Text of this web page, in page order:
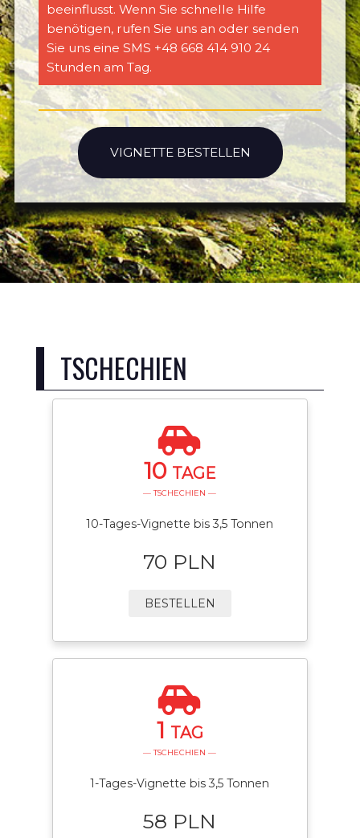
beeinflusst. Wenn Sie schnelle Hilfe
benötigen, rufen Sie uns an oder senden
Sie uns eine SMS +48 668 414 910 24
Stunden am Tag.
VIGNETTE BESTELLEN
TSCHECHIEN
10 TAGE
— TSCHECHIEN —
10-Tages-Vignette bis 3,5 Tonnen
70 PLN
BESTELLEN
1 TAG
— TSCHECHIEN —
1-Tages-Vignette bis 3,5 Tonnen
58 PLN